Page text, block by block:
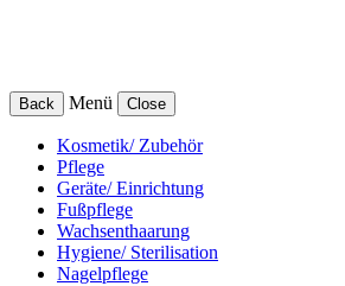
Back Menü Close
Kosmetik/ Zubehör
Pflege
Geräte/ Einrichtung
Fußpflege
Wachsenthaarung
Hygiene/ Sterilisation
Nagelpflege